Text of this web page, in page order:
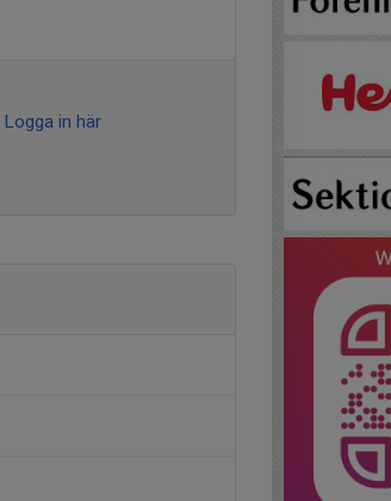
Logga in här